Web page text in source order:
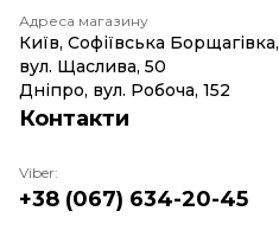
Адреса магазину
Київ, Софіївська Борщагівка,
вул. Щаслива, 50
Дніпро, вул. Робоча, 152
Контакти
Viber:
+38 (067) 634-20-45